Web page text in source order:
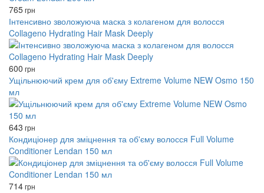
765грн
Інтенсивно зволожуюча маска з колагеном для волосся
Collageno Hydrating Hair Mask Deeply
600 грн
Ущільнюючий крем для об'єму Extreme Volume NEW Osmo 150
мл
643 грн
Кондиціонер для зміцнення та об'єму волосся Full Volume
Conditioner Lendan 150 мл
714грн